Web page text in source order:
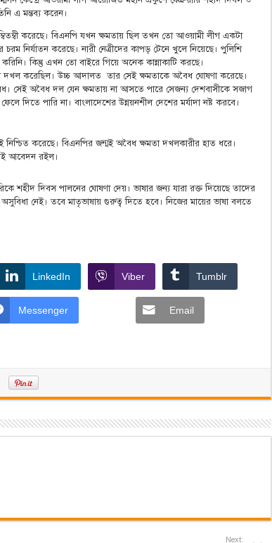
এ মন্তব্য করেন।
করেছে। বিএনপি যখন ক্ষমতায় ছিল তখন তো আওয়ামী লীগ একটা
নির্যাতন করেছে। নারী নেত্রীদের কাপড় টেনে খুলে নিয়েছে। পুলিশি
কিন্তু এখন তো বাইরে গিয়ে অনেক কান্নাকাটি করছে।
দখল করেছিল। উচ্চ আদালত তার সেই ক্ষমতাকে অবৈধ ঘোষণা করেছে।
সেই অবৈধ দল যেন ক্ষমতায় না আসতে পারে সেজন্য দেশবাসীকে সজাগ
দিতে পারি না। বাংলাদেশের উন্নয়নশীল দেশের মর্যাদা নষ্ট করবে।
করেছে। বিএনপির জন্মই অবৈধ ক্ষমতা দখলকারীর হাত ধরে।
আবেদন রইল।
শহীদ দিবস পালনের ঘোষণা দেয়। ভাষার জন্য যারা রক্ত দিয়েছে তাদের
নেই। তবে মাতৃভাষায় গুরুত্ব দিতে হবে। নিজের মায়ের ভাষা বলতে
LinkedIn Viber Tumblr
Messenger Email
Next: